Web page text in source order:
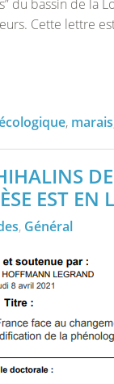
du bassin de la
Cette lettre
, marais
EST EN
, Général